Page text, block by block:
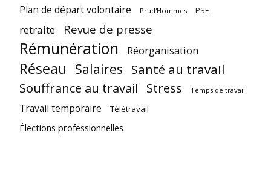
Plan de départ volontaire Prud'Hommes PSE
retraite Revue de presse
Rémunération Réorganisation
Réseau Salaires Santé au travail
Souffrance au travail Stress Temps de travail
Travail temporaire Télétravail
Élections professionnelles